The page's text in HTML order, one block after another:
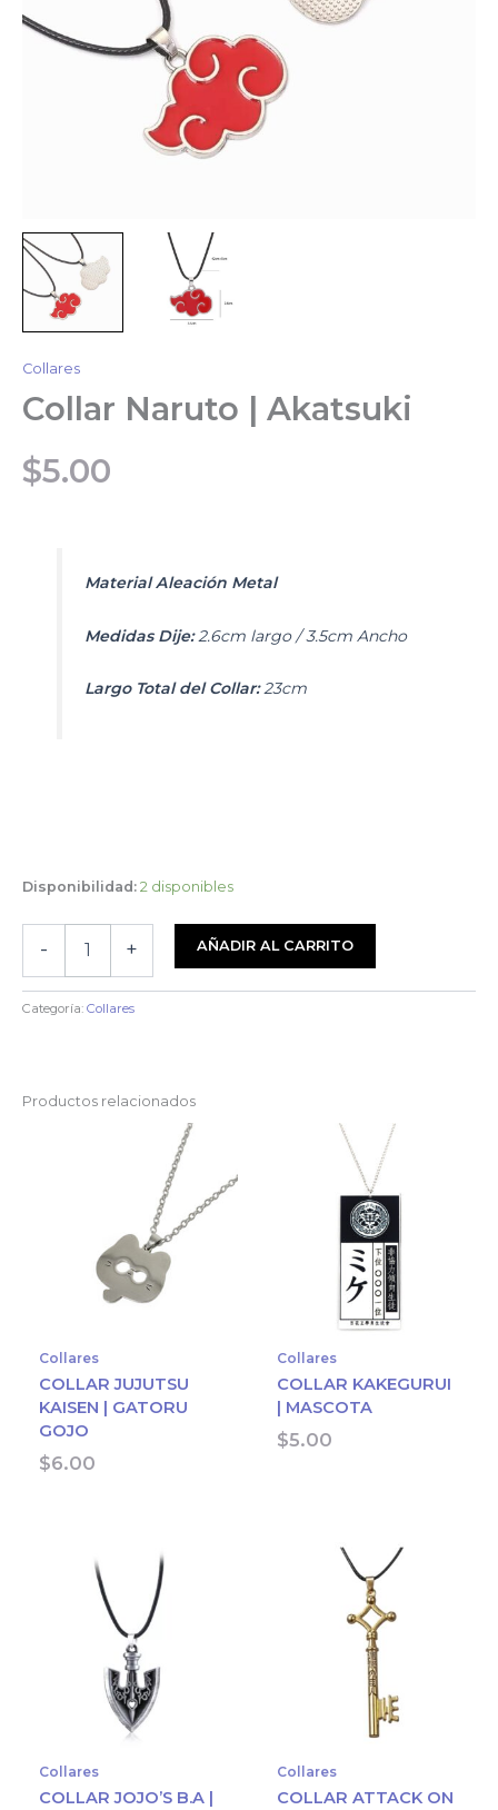
Collares
Collar Naruto | Akatsuki
$5.00
Material Aleación Metal
Medidas Dije:2.6cm largo / 3.5cm Ancho
Largo Total del Collar:23cm
Disponibilidad: 2 disponibles
-
Naruto
|
Akatsuki
+ AÑADIR AL CARRITO
Categoría: Collares
Productos relacionados
Collares
COLLAR JUJUTSU
KAISEN | GATORU
GOJO
$6.00
Collares
COLLAR KAKEGURUI
| MASCOTA
$5.00
Collares
COLLAR JOJO’S B.A |
Collares
COLLAR ATTACK ON